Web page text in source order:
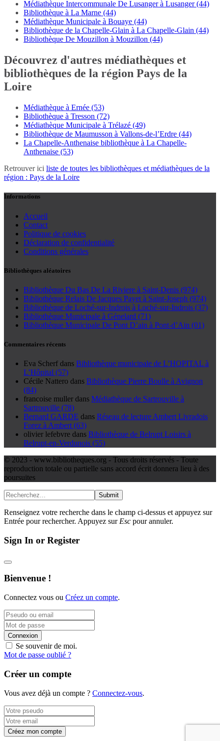
Médiathèque Intercommunale De Lusanger à Lusanger (44)
Bibliothèque à La Marne (44)
Médiathèque Municipale à Bouaye (44)
Bibliothèque de la Chapelle-Glain à La Chapelle-Glain (44)
Bibliothèque De Mouzillon à Mouzillon (44)
Découvrez d'autres médiathèques et
bibliothèques de la région Pays de la
Loire
Médiathèque à Ernée (53)
Bibliothèque à Tresson (72)
Médiathèque Municipale à Trélazé (49)
Bibliothèque de Maumusson à Vallons-de-l’Erdre (44)
La Chapelle-Anthenaise bibliothèque à La Chapelle-
Anthenaise (53)
Retrouver ici liste de toutes les bibliothèques et médiathèques de la
région : Pays de la Loire
Informations
Accueil
Contact
Politique de cookies
Déclaration de confidentialité
Conditions générales
Bibliothèques aléatoires
Bibliothèque Du Bas De La Riviere à Saint-Denis (974)
Bibliothèque Relais De Jacques Payet à Saint-Joseph (974)
Bibliothèque de Loché-sur-Indrois à Loché-sur-Indrois (37)
Bibliothèque Municipale à Génelard (71)
Bibliothèque Municipale De Pont D’ain à Pont-d’Ain (01)
Commentaires récents
Eva Scherf dans Bibliothèque municipale de L’HOPITAL à
L’Hôpital (57)
Cécile Nattero dans Bibliothèque Pierre Boulle à Avignon
(84)
francoise muller dans Médiathèque de Sartrouville à
Sartrouville (78)
Bernard GARDE dans Réseau de lecture Ambert Livradois
Forez à Ambert (63)
olivier lefebvre dans Bibliothèque de Belrupt Loisirs à
Belrupt-en-Verdunois (55)
© 2023 - www.bibliotheques.org - Tous droits réservés - Toute
reproduction totale ou partielle sans accord écrit donnera lieu à des
poursuites
Submit
Renseignez votre recherche dans le champ ci-dessus et appuyez sur
Entrée pour rechercher. Appuyez sur Esc pour annuler.
Sign In or Register
Bienvenue !
Connectez vous ou Créez un compte.
Connexion
Se souvenir de moi.
Mot de passe oublié ?
Créer un compte
Vous avez déjà un compte ? Connectez-vous.
Créez mon compte